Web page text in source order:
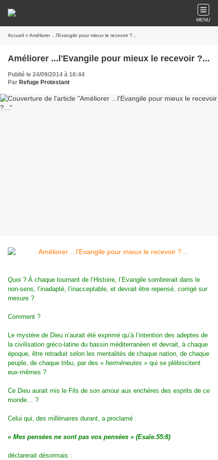
MENU
Accueil » Améliorer ...l'Evangile pour mieux le recevoir ?...
Améliorer ...l'Evangile pour mieux le recevoir ?...
Publié le 24/09/2014 à 16:44
Par Refuge Protestant
Quoi ? À chaque tournant de l’Histoire, l’Evangile sombrerait dans le
non-sens, l’inadapté, l’inacceptable, et devrait être repensé, corrigé sur
mesure ?
Comment ?
Le mystère de Dieu n’aurait été exprimé qu’à l’intention des adeptes de
la civilisation gréco-latine du bassin méditerranéen et devrait, à chaque
époque, être retraduit selon les mentalités de chaque nation, de chaque
peuple, de chaque tribu, par des « herméneutes » qui se plébiscitent
eux-mêmes ?
Ce Dieu aurait mis le Fils de son amour aux enchères des esprits de ce
monde… ?
Celui qui, des millénaires durant, a proclamé :
« Mes pensées ne sont pas vos pensées » (Esaïe.55:8)
déclarerait désormais :